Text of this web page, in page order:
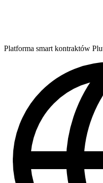
Platforma smart kontraktów